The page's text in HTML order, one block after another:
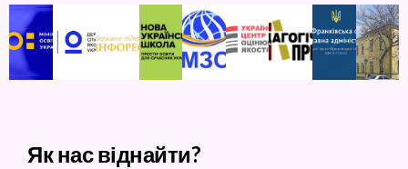
Як нас віднайти?